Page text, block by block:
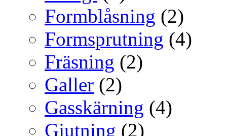
Formblåsning (2)
Formsprutning (4)
Fräsning (2)
Galler (2)
Gasskärning (4)
Gjutning (2)